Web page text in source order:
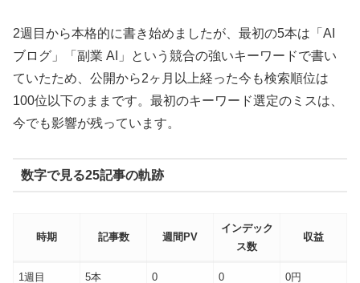
2週目から本格的に書き始めましたが、最初の5本は「AI
ブログ」「副業 AI」という競合の強いキーワードで書い
ていたため、公開から2ヶ月以上経った今も検索順位は
100位以下のままです。最初のキーワード選定のミスは、
今でも影響が残っています。
数字で見る25記事の軌跡
時期 記事数 週間PV
インデック
ス数
収益
1週目 5本 0 0 0円